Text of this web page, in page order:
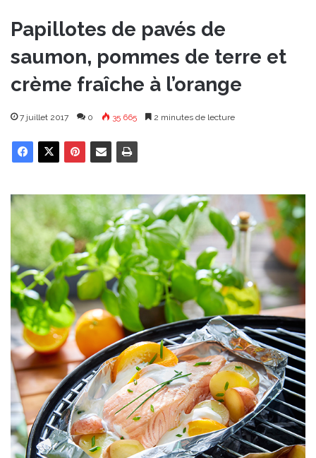
Papillotes de pavés de
saumon, pommes de terre et
crème fraîche à l’orange
7 juillet 2017 0 35 665 2 minutes de lecture